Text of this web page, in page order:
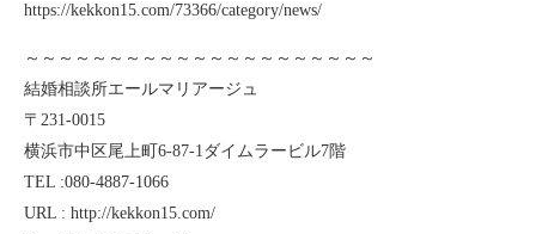
https://kekkon15.com/73366/category/news/
～～～～～～～～～～～～～～～～～～～～～
結婚相談所エールマリアージュ
〒 231-0015
横浜市中区尾上町 6-87-1 ダイムラービル7階
TEL :080-4887-1066
URL : http://kekkon15.com/